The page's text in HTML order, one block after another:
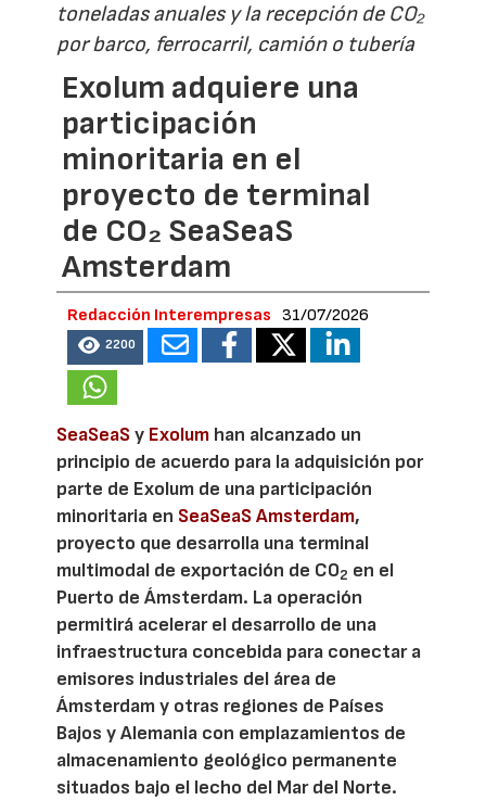
toneladas anuales y la recepción de CO₂
por barco, ferrocarril, camión o tubería
Exolum adquiere una
participación
minoritaria en el
proyecto de terminal
de CO₂ SeaSeaS
Amsterdam
Redacción Interempresas 31/07/2026
2200
SeaSeaSy Exolum han alcanzado un
principio de acuerdo para la adquisición por
parte de Exolum de una participación
minoritaria en SeaSeaS Amsterdam,
proyecto que desarrolla una terminal
multimodal de exportación de CO2 en el
Puerto de Ámsterdam. La operación
permitirá acelerar el desarrollo de una
infraestructura concebida para conectar a
emisores industriales del área de
Ámsterdam y otras regiones de Países
Bajos y Alemania con emplazamientos de
almacenamiento geológico permanente
situados bajo el lecho del Mar del Norte.